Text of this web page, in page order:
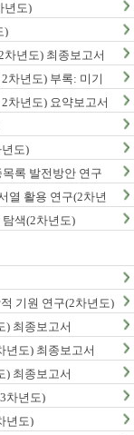
년도)
)
년도) 최종보고서
차년도) 부록: 미기
차년도) 요약보고서
도)
록 발전방안 연구
열 활용 연구(2차년
색(2차년도)
기원 연구(2차년도)
) 최종보고서
년도) 최종보고서
) 최종보고서
차년도)
년도)